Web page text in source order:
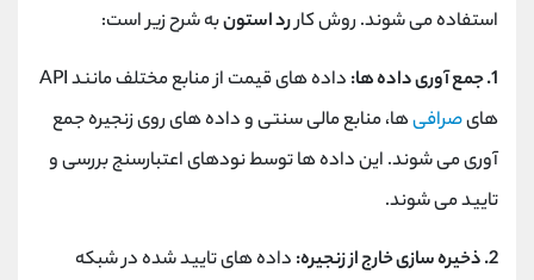
استفاده می ‌شوند. روش کاررد استونبه شرح زیر است:
1. جمع ‌آوری داده ‌ها:
داده‌ های قیمت از منابع مختلف مانند API
هایصرافی‌ها، منابع مالی سنتی و داده ‌های روی ‌زنجیره جمع‌
آوری می ‌شوند. این داده ‌ها توسط نودهای اعتبارسنج بررسی و
تایید می ‌شوند.
2. ذخیره ‌سازی خارج ‌از ‌زنجیره:
داده‌ های تایید شده در شبکه